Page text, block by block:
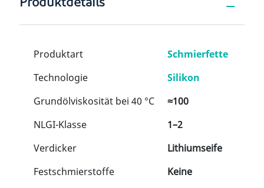
Produktdetails
Produktart
Schmierfette
Technologie
Silikon
Grundölviskosität bei 40 °C
≈100
NLGI-Klasse
1–2
Verdicker
Lithiumseife
Festschmierstoffe
Keine